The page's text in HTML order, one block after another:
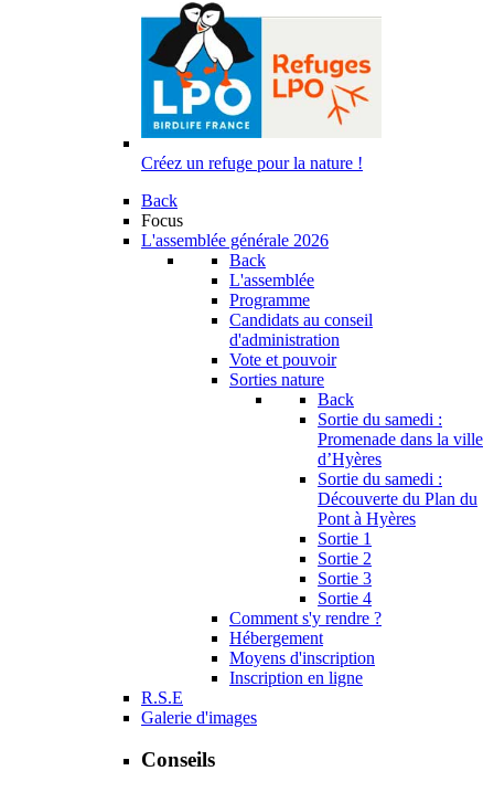
Créez un refuge pour la nature !
Back
Focus
L'assemblée générale 2026
Back
L'assemblée
Programme
Candidats au conseil
d'administration
Vote et pouvoir
Sorties nature
Back
Sortie du samedi :
Promenade dans la ville
d’Hyères
Sortie du samedi :
Découverte du Plan du
Pont à Hyères
Sortie 1
Sortie 2
Sortie 3
Sortie 4
Comment s'y rendre ?
Hébergement
Moyens d'inscription
Inscription en ligne
R.S.E
Galerie d'images
Conseils